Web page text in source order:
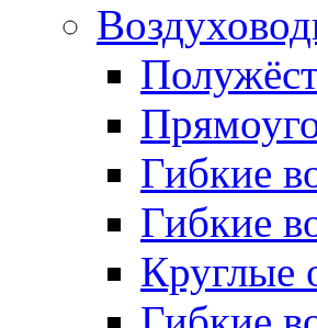
Гибкие
Гибкие
Круглые